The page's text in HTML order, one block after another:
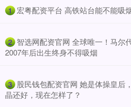
1 宏粤配资平台 高铁站台能不能吸
2 智选网配资官网 全球唯一！马尔
2007年后出生终身不得吸烟
3 股民钱包配资官网 她是体操皇后
晶还好，现在怎样了？